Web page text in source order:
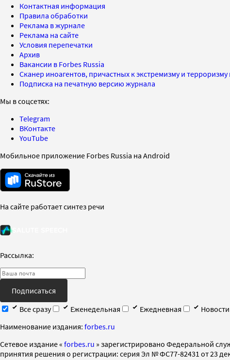
Контактная информация
Правила обработки
Реклама в журнале
Реклама на сайте
Условия перепечатки
Архив
Вакансии в Forbes Russia
Сканер иноагентов, причастных к экстремизму и
Подписка на печатную версию журнала
Мы в соцсетях:
Telegram
ВКонтакте
YouTube
Мобильное приложение Forbes Russia на Android
На сайте работает синтез речи
Рассылка:
Подписаться
Все сразу
Еженедельная Ежедневная
Наименование издания: forbes.ru
Cетевое издание « forbes.ru » зарегистрировано Федеральной
принятия решения о регистрации: серия Эл № ФС77-82431 от 23